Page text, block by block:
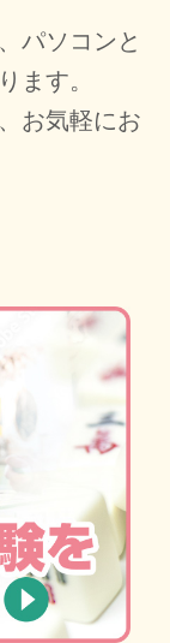
パソコンと
ます。
お気軽にお